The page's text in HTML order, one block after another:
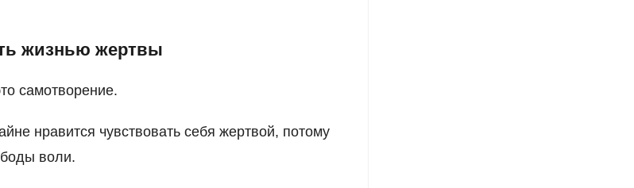
жизнью жертвы
самотворение.
нравится чувствовать себя жертвой, потому
воли.